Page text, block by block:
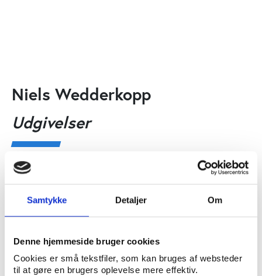
Samtykke Detaljer Om
Denne hjemmeside bruger cookies
Cookies er små tekstfiler, som kan bruges af websteder
til at gøre en brugers oplevelse mere effektiv.
Niels Wedderkopp
Udgivelser
Andre
Atherosclerotic Cardiovascular Risk Factors
in Danish Children and Adolescents
Niels Wedderkopp
Artikler